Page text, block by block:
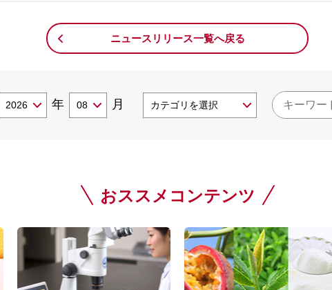
ニュースリリース一覧へ戻る
年 月
おススメコンテンツ